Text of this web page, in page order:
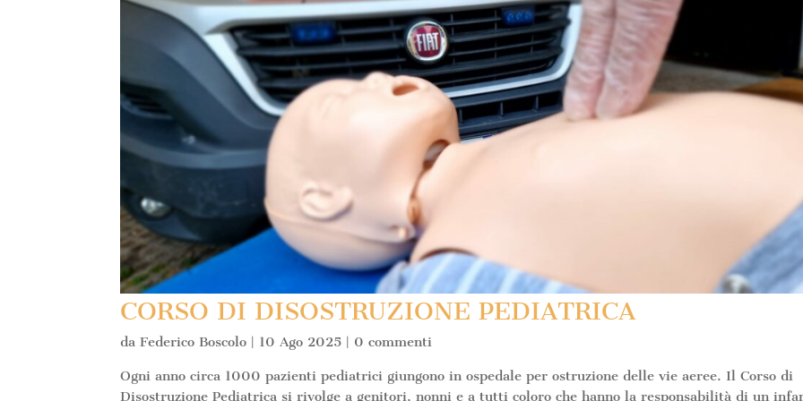
CORSO DI DISOSTRUZIONE PEDIATRICA
daFederico Boscolo 10 Ago 2025 0 commenti
Ogni anno circa 1000 pazienti pediatrici giungono in ospedale per ostruzione delle vie aeree. Il Corso di
Disostruzione Pediatrica si rivolge a genitori, nonni e a tutti coloro che hanno la responsabilità di un